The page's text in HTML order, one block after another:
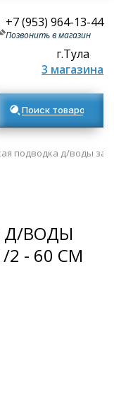
+7 (953) 964-13-44
Позвонить в магазин
г.Тула
3 магазина
Поиск товаров
подводка д/воды
Д/ВОДЫ
- 60 СМ